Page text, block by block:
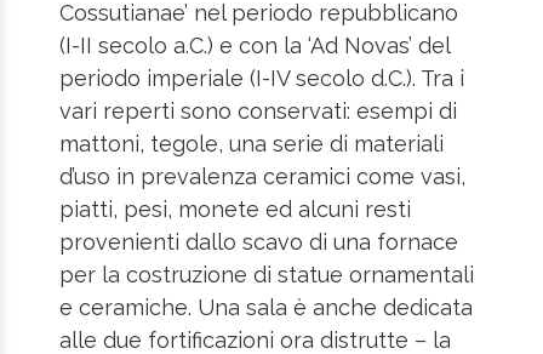
Cossutianae’ nel periodo repubblicano
(I-II secolo a.C.) e con la ‘Ad Novas’ del
periodo imperiale (I-IV secolo d.C.). Tra i
vari reperti sono conservati: esempi di
mattoni, tegole, una serie di materiali
d’uso in prevalenza ceramici come vasi,
piatti, pesi, monete ed alcuni resti
provenienti dallo scavo di una fornace
per la costruzione di statue ornamentali
e ceramiche. Una sala è anche dedicata
alle due fortificazioni ora distrutte – la